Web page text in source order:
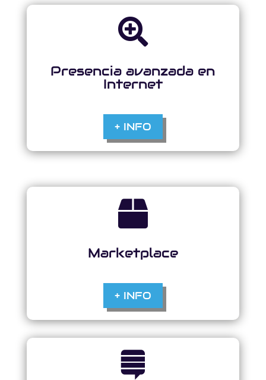

Presencia avanzada en
Internet
+ INFO

Marketplace
+ INFO
